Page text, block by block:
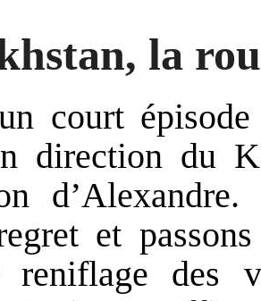
la
court
direction du
et
reniflage des